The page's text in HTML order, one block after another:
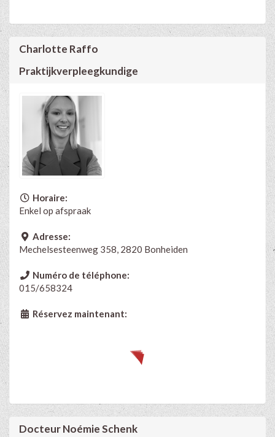
Charlotte Raffo
Praktijkverpleegkundige
Horaire:
Enkel op afspraak
Adresse:
Mechelsesteenweg 358, 2820 Bonheiden
Numéro de téléphone:
015/658324
Réservez maintenant:
Docteur Noémie Schenk